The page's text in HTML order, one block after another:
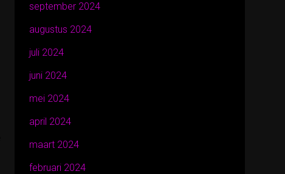
september 2024
augustus 2024
juli 2024
juni 2024
mei 2024
april 2024
maart 2024
februari 2024